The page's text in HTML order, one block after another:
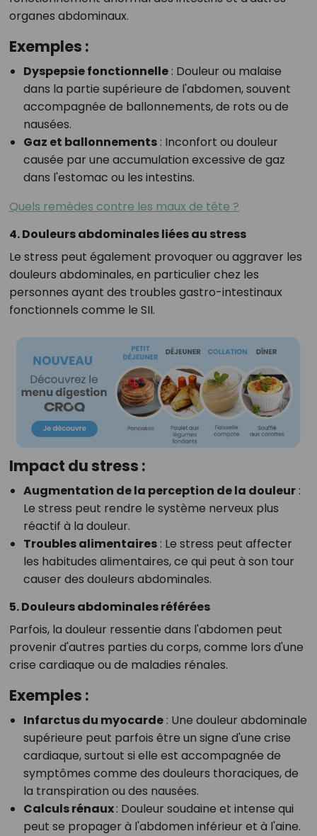
organes abdominaux.
Exemples :
Dyspepsie fonctionnelle: Douleur ou malaise
dans la partie supérieure de l'abdomen, souvent
accompagnée de ballonnements, de rots ou de
nausées.
Gaz et ballonnements: Inconfort ou douleur
causée par une accumulation excessive de gaz
dans l'estomac ou les intestins.
Quels remèdes contre les maux de tête ?
4. Douleurs abdominales liées au stress
Le stress peut également provoquer ou aggraver les
douleurs abdominales, en particulier chez les
personnes ayant des troubles gastro-intestinaux
fonctionnels comme le SII.
Impact du stress :
Augmentation de la perception de la douleur:
Le stress peut rendre le système nerveux plus
réactif à la douleur.
Troubles alimentaires: Le stress peut affecter
les habitudes alimentaires, ce qui peut à son tour
causer des douleurs abdominales.
5. Douleurs abdominales référées
Parfois, la douleur ressentie dans l'abdomen peut
provenir d'autres parties du corps, comme lors d'une
crise cardiaque ou de maladies rénales.
Exemples :
Infarctus du myocarde: Une douleur abdominale
supérieure peut parfois être un signe d'une crise
cardiaque, surtout si elle est accompagnée de
symptômes comme des douleurs thoraciques, de
la transpiration ou des nausées.
Calculs rénaux: Douleur soudaine et intense qui
peut se propager à l'abdomen inférieur et à l'aine.